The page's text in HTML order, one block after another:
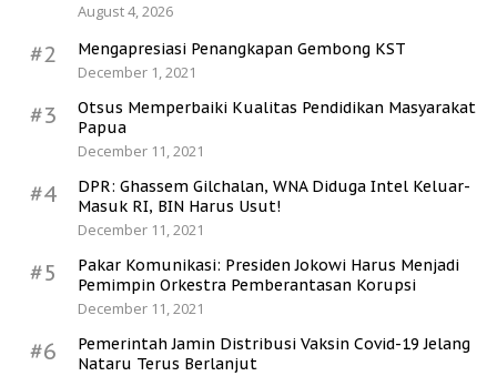
August 4, 2026
#2
Mengapresiasi Penangkapan Gembong KST
December 1, 2021
#3
Otsus Memperbaiki Kualitas Pendidikan Masyarakat
Papua
December 11, 2021
#4
DPR: Ghassem Gilchalan, WNA Diduga Intel Keluar-
Masuk RI, BIN Harus Usut!
December 11, 2021
#5
Pakar Komunikasi: Presiden Jokowi Harus Menjadi
Pemimpin Orkestra Pemberantasan Korupsi
December 11, 2021
#6
Pemerintah Jamin Distribusi Vaksin Covid-19 Jelang
Nataru Terus Berlanjut